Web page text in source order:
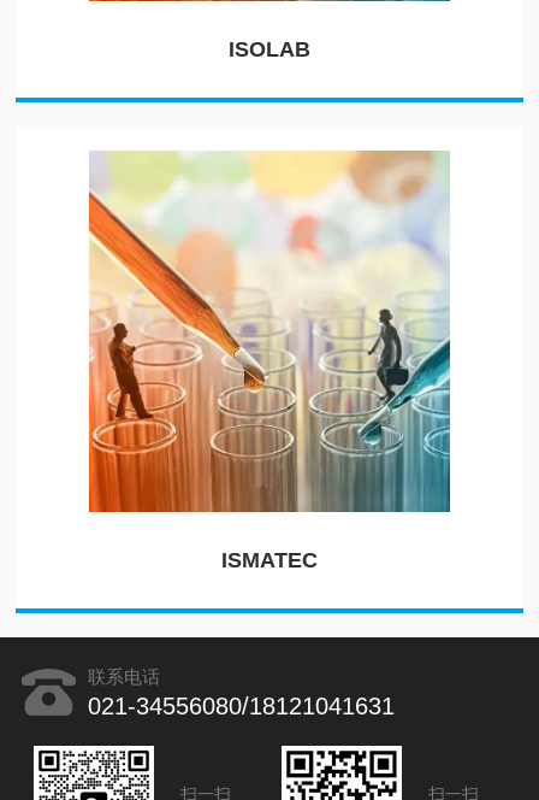
ISOLAB
ISMATEC
联系电话
021-34556080/18121041631
扫一扫 扫一扫